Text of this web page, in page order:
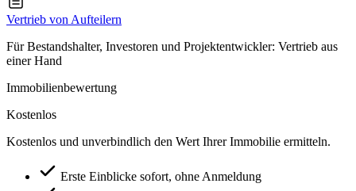
Vertrieb von Aufteilern
Für Bestandshalter, Investoren und Projektentwickler: Vertrieb aus
einer Hand
Immobilienbewertung
Kostenlos
Kostenlos und unverbindlich den Wert Ihrer Immobilie ermitteln.
Erste Einblicke sofort, ohne Anmeldung